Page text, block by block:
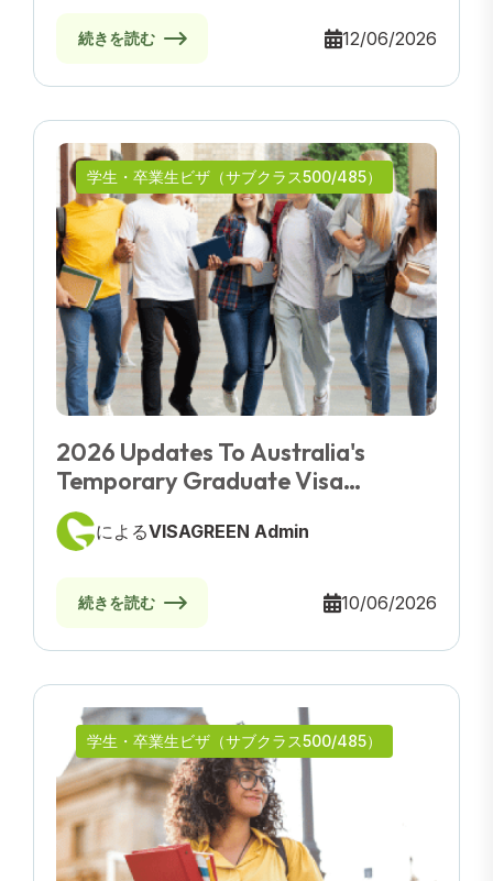
続きを読む 12/06/2026
学生・卒業生ビザ（サブクラス500/485）
2026 Updates To Australia's
Temporary Graduate Visa
(Subclass 485): Doubled
Application Fees, Stricter Age
によるVISAGREEN Admin
続きを読む 10/06/2026
学生・卒業生ビザ（サブクラス500/485）